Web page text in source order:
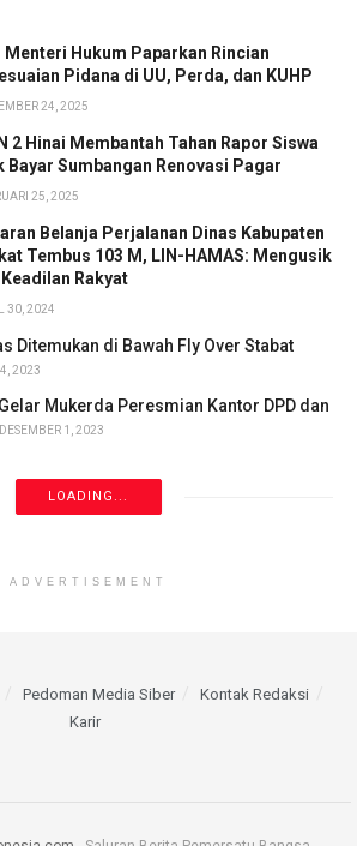
Menteri Hukum Paparkan Rincian
Pidana di UU, Perda, dan KUHP
24, 2025
2 Hinai Membantah Tahan Rapor Siswa
Bayar Sumbangan Renovasi Pagar
25, 2025
Belanja Perjalanan Dinas Kabupaten
Tembus 103 M, LIN-HAMAS: Mengusik
Keadilan Rakyat
30, 2024
Ditemukan di Bawah Fly Over Stabat
2023
Mukerda Peresmian Kantor DPD dan
DESEMBER 1, 2023
LOADING...
ADVERTISEMENT
Pedoman Media Siber
Kontak Redaksi
Karir